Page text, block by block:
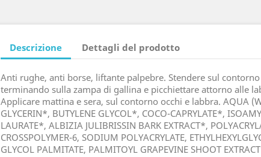
Descrizione Dettagli del prodotto
Anti rughe, anti borse, liftante palpebre. Stendere sul
terminando sulla zampa di gallina e picchiettare attorno alle
Applicare mattina e sera, sul contorno occhi e labbra. AQUA
GLYCERIN*, BUTYLENE GLYCOL*, COCO-CAPRYLATE*,
LAURATE*, ALBIZIA JULIBRISSIN BARK EXTRACT*,
CROSSPOLYMER-6, SODIUM POLYACRYLATE,
GLYCOL PALMITATE, PALMITOYL GRAPEVINE SHOOT